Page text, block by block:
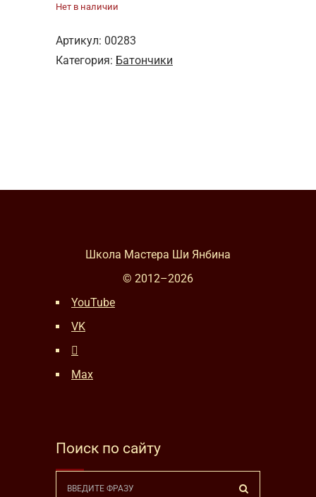
Нет в наличии
Артикул: 00283
Категория: Батончики
Школа Мастера Ши Янбина
© 2012–2026
YouTube
VK
Max
Поиск по сайту